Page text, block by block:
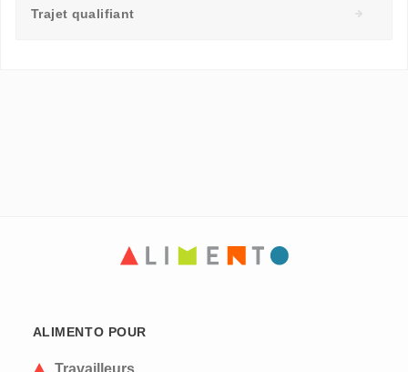
Trajet qualifiant
ALIMENTO POUR